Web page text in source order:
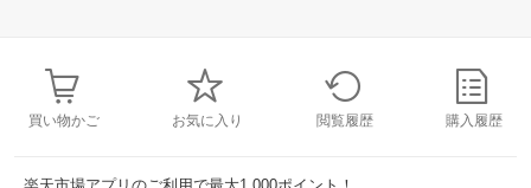
買い物かご お気に入り 閲覧履歴 購入履歴